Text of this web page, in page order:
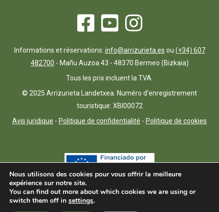
Informations et réservations: info@arrizurieta.es ou (+34) 607
482700 - Mañu Auzoa 43 - 48370 Bermeo (Bizkaia)
Tous les prix incluent la TVA.
© 2025 Arrizurieta Landetxea. Numéro d'enregistrement
touristique: XBI00072
Avis juridique - Politique de confidentialité - Politique de cookies
Nous utilisons des cookies pour vous offrir la meilleure
expérience sur notre site.
You can find out more about which cookies we are using or
switch them off in settings.